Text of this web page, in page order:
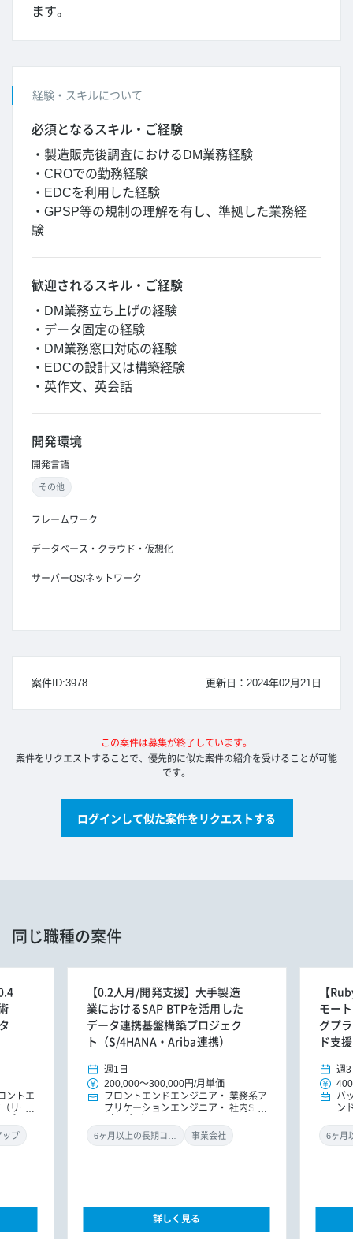
ます。
経験・スキルについて
必須となるスキル・ご経験
・製造販売後調査におけるDM業務経験
・CROでの勤務経験
・EDCを利用した経験
・GPSP等の規制の理解を有し、準拠した業務経
験
歓迎されるスキル・ご経験
・DM業務立ち上げの経験
・データ固定の経験
・DM業務窓口対応の経験
・EDCの設計又は構築経験
・英作文、英会話
開発環境
開発言語
その他
フレームワーク
データベース・クラウド・仮想化
サーバーOS/ネットワーク
更新日：2024年02月21日
案件ID:3978
この案件は募集が終了しています。
案件をリクエストすることで、優先的に似た案件の紹介を受けることが可能
です。
ログインして似た案件をリクエストする
同じ職種の案件
ントエ
リー
ップ
【0.2人月/開発支援】大手製造
業におけるSAP BTPを活用した
データ連携基盤構築プロジェク
ト（S/4HANA・Ariba連携）
週1日
200,000～300,000円/月単価
フロントエンドエンジニア
業務系ア
プリケーションエンジニア
社内SE
事業会社
詳しく見る
【
モー
グプ
ド支援
週3
バ
ン